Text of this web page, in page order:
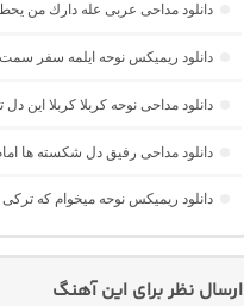
دانلود مداحی عربی عله دارك من
دانلود ریمیکس نوحه ایلمه سفر
دانلود مداحی نوحه کربلا کربلا این
دانلود مداحی رفیق دل شکسته ها
دانلود ریمیکس نوحه میخوام که ترکی
ارسال نظر برای این آهنگ